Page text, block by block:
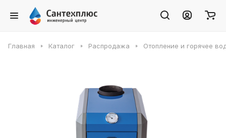
Главная Каталог Распродажа Отопление и горячее